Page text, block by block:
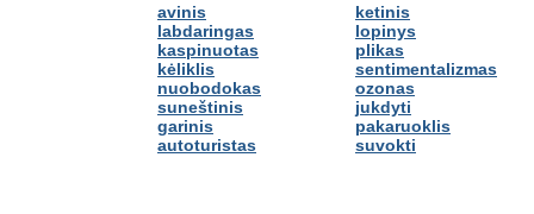
avinis
labdaringas
kaspinuotas
kėliklis
nuobodokas
suneštinis
garinis
autoturistas
ketinis
lopinys
plikas
sentimentalizmas
ozonas
jukdyti
pakaruoklis
suvokti